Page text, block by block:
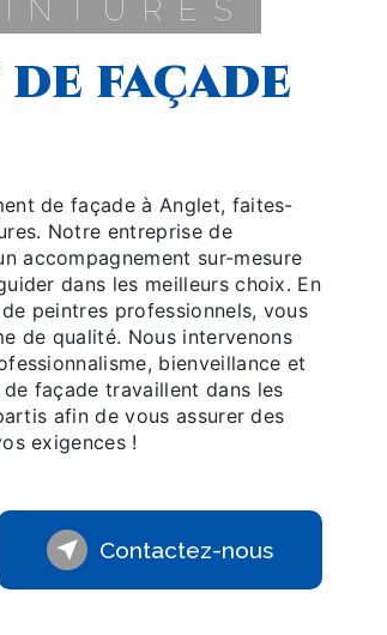
Notre entreprise de
accompagnement sur-mesure
dans les meilleurs choix. En
peintres professionnels, vous
de qualité. Nous intervenons
bienveillance et
façade travaillent dans les
afin de vous assurer des
exigences !
Contactez-nous